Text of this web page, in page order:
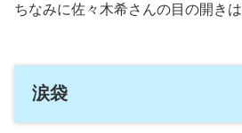
ちなみに佐々木希さんの目の開きは
涙袋